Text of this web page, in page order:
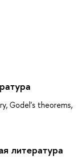
Godel's theorems,
литература